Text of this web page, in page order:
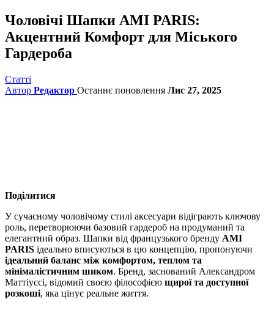
Чоловічі Шапки AMI PARIS:
Акцентний Комфорт для Міського
Гардероба
Статті
Автор Редактор Останнє поновлення Лис 27, 2025
Поділитися
У сучасному чоловічому стилі аксесуари відіграють ключову
роль, перетворюючи базовий гардероб на продуманий та
елегантний образ. Шапки від французького бренду AMI
PARIS ідеально вписуються в цю концепцію, пропонуючи
ідеальний баланс між комфортом, теплом та
мінімалістичним шиком. Бренд, заснований Александром
Маттіуссі, відомий своєю філософією щирої та доступної
розкоші, яка цінує реальне життя.